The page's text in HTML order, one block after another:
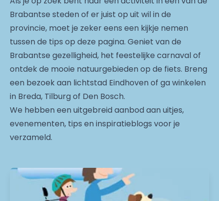
Brabantse steden of er juist op uit wil in de
provincie, moet je zeker eens een kijkje nemen
tussen de tips op deze pagina. Geniet van de
Brabantse gezelligheid, het feestelijke carnaval of
ontdek de mooie natuurgebieden op de fiets. Breng
een bezoek aan lichtstad Eindhoven of ga winkelen
in Breda, Tilburg of Den Bosch.
We hebben een uitgebreid aanbod aan uitjes,
evenementen, tips en inspiratieblogs voor je
verzameld.